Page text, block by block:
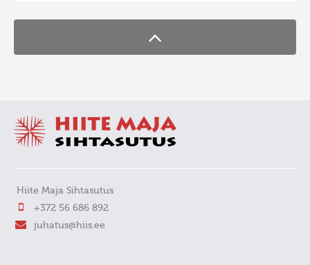
Hiite Maja Sihtasutus
+372 56 686 892
juhatus@hiis.ee